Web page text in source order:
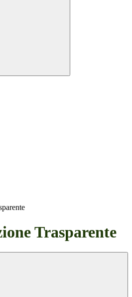
Trasparente